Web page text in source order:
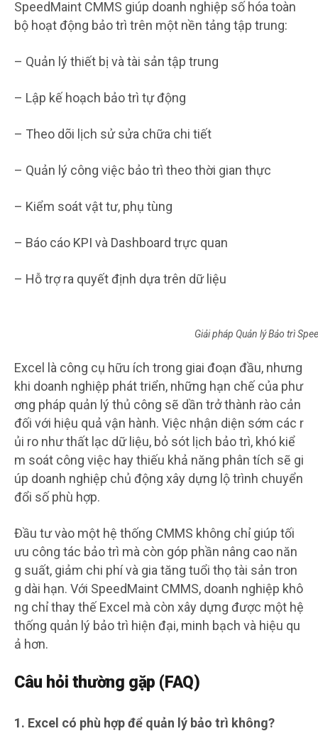
SpeedMaint CMMS giúp doanh nghiệp số hóa toàn
bộ hoạt động bảo trì trên một nền tảng tập trung:
– Quản lý thiết bị và tài sản tập trung
– Lập kế hoạch bảo trì tự động
– Theo dõi lịch sử sửa chữa chi tiết
– Quản lý công việc bảo trì theo thời gian thực
– Kiểm soát vật tư, phụ tùng
– Báo cáo KPI và Dashboard trực quan
– Hỗ trợ ra quyết định dựa trên dữ liệu
Giải pháp Quản lý Bảo trì
Excel là công cụ hữu ích trong giai đoạn đầu, nhưng
khi doanh nghiệp phát triển, những hạn chế của phư
ơng pháp quản lý thủ công sẽ dần trở thành rào cản
đối với hiệu quả vận hành. Việc nhận diện sớm các r
ủi ro như thất lạc dữ liệu, bỏ sót lịch bảo trì, khó kiể
m soát công việc hay thiếu khả năng phân tích sẽ gi
úp doanh nghiệp chủ động xây dựng lộ trình chuyển
đổi số phù hợp.
Đầu tư vào một hệ thống CMMS không chỉ giúp tối
ưu công tác bảo trì mà còn góp phần nâng cao năn
g suất, giảm chi phí và gia tăng tuổi thọ tài sản tron
g dài hạn. Với SpeedMaint CMMS, doanh nghiệp khô
ng chỉ thay thế Excel mà còn xây dựng được một hệ
thống quản lý bảo trì hiện đại, minh bạch và hiệu qu
ả hơn.
Câu hỏi thường gặp (FAQ)
1. Excel có phù hợp để quản lý bảo trì không?